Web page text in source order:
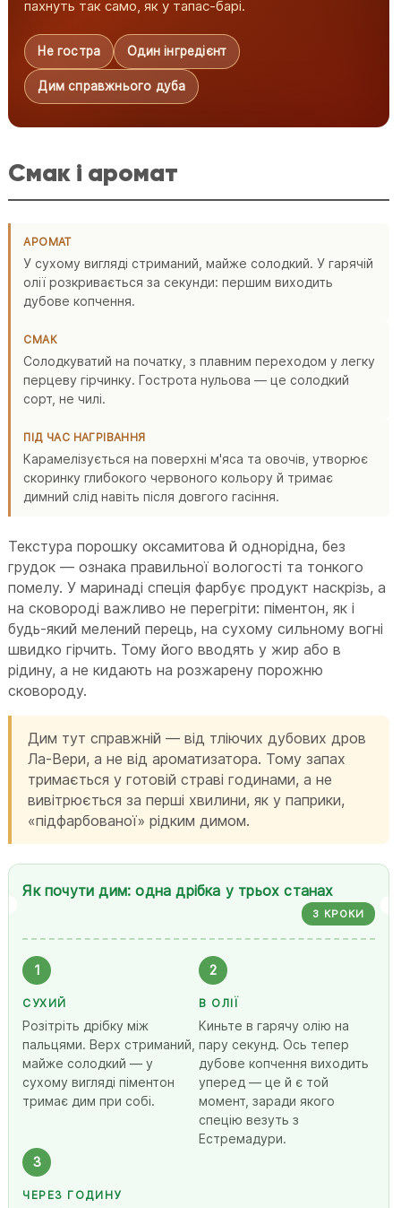
пахнуть так само, як у тапас-барі.
Не гостра Один інгредієнт
Дим справжнього дуба
Смак і аромат
АРОМАТ
У сухому вигляді стриманий, майже солодкий. У гарячій
олії розкривається за секунди: першим виходить
дубове копчення.
СМАК
Солодкуватий на початку, з плавним переходом у легку
перцеву гірчинку. Гострота нульова — це солодкий
сорт, не чилі.
ПІД ЧАС НАГРІВАННЯ
Карамелізується на поверхні м'яса та овочів, утворює
скоринку глибокого червоного кольору й тримає
димний слід навіть після довгого гасіння.
Текстура порошку оксамитова й однорідна, без
грудок — ознака правильної вологості та тонкого
помелу. У маринаді спеція фарбує продукт наскрізь, а
на сковороді важливо не перегріти: піментон, як і
будь-який мелений перець, на сухому сильному вогні
швидко гірчить. Тому його вводять у жир або в
рідину, а не кидають на розжарену порожню
сковороду.
Дим тут справжній — від тліючих дубових дров
Ла-Вери, а не від ароматизатора. Тому запах
тримається у готовій страві годинами, а не
вивітрюється за перші хвилини, як у паприки,
«підфарбованої» рідким димом.
Як почути дим: одна дрібка у трьох станах
3 КРОКИ
1
СУХИЙ
Розітріть дрібку між
пальцями. Верх стриманий,
майже солодкий — у
сухому вигляді піментон
тримає дим при собі.
2
В ОЛІЇ
Киньте в гарячу олію на
пару секунд. Ось тепер
дубове копчення виходить
уперед — це й є той
момент, заради якого
спецію везуть з
Естремадури.
3
ЧЕРЕЗ ГОДИНУ